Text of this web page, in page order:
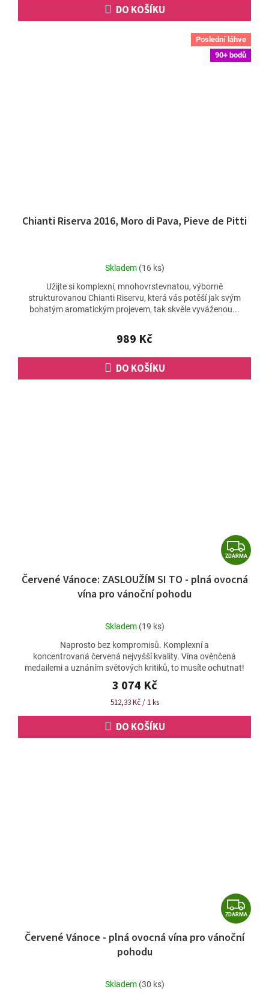
DO KOŠÍKU
Poslední láhve
90+ bodů
Chianti Riserva 2016, Moro di Pava, Pieve de Pitti
Průměrné
produktu
je
5,0
5
hvězdiček.
Skladem (16 ks)
989 Kč
DO KOŠÍKU
Užijte si komplexní, mnohovrstevnatou, výborně
strukturovanou Chianti Riservu, která vás potěší jak svým
bohatým aromatickým projevem, tak skvěle vyváženou...
Z
D
A
ZDARMA
Červené Vánoce: ZASLOUŽÍM SI TO - plná ovocná
vína pro vánoční pohodu
Průměrné
produktu
je
4,8
z
5
hvězdiček.
Skladem (19 ks)
3 074 Kč
Měrná
512,33 Kč / 1 ks
DO KOŠÍKU
Naprosto bez kompromisů. Komplexní a
koncentrovaná červená nejvyšší kvality. Vína ověnčená
medailemi a uznáním světových kritiků, to musíte ochutnat!
Z
D
ZDARMA
Červené Vánoce - plná ovocná vína pro vánoční
pohodu
Průměrné
Skladem (30 ks)